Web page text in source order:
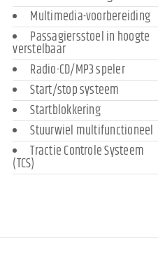
Multimedia-voorbereiding
Passagiersstoel in hoogte
verstelbaar
Radio-CD/MP3 speler
Start/stop systeem
Startblokkering
Stuurwiel multifunctioneel
Tractie Controle Systeem
(TCS)